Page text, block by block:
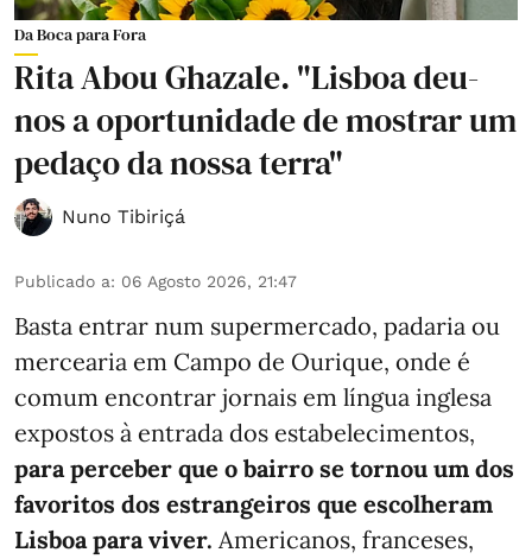
Da Boca para Fora
Rita Abou Ghazale. "Lisboa deu-
nos a oportunidade de mostrar um
pedaço da nossa terra"
Nuno Tibiriçá
Publicado a: 06 Agosto 2026, 21:47
Basta entrar num supermercado, padaria ou
mercearia em Campo de Ourique, onde é
comum encontrar jornais em língua inglesa
expostos à entrada dos estabelecimentos,
para perceber que o bairro se tornou um dos
favoritos dos estrangeiros que escolheram
Lisboa para viver. Americanos, franceses,